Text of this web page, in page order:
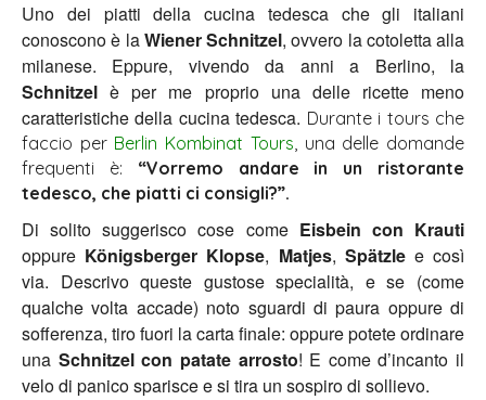
Uno dei piatti della cucina tedesca che gli italiani
conoscono è laWiener Schnitzel, ovvero la cotoletta alla
milanese.
Eppure, vivendo da anni a Berlino, la
Schnitzel è per me proprio una delle ricette meno
caratteristiche della cucina tedesca. Durante i tours che
faccio per Berlin Kombinat Tours, una delle domande
frequenti è: “Vorremo andare in un ristorante
tedesco, che piatti ci consigli?”.
Di solito suggerisco cose come Eisbein con Krauti
oppure Königsberger Klopse, Matjes, Spätzlee così
via. Descrivo queste gustose specialità, e se (come
qualche volta accade) noto sguardi di paura oppure di
sofferenza, tiro fuori la carta finale: oppure potete ordinare
una Schnitzel con patate arrosto! E come d’incanto il
velo di panico sparisce e si tira un sospiro di sollievo.